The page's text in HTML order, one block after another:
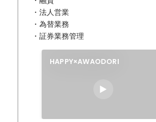
と地方の未来の働き方」について
話をしてもらった。
・法人営業
・為替業務
・証券業務管理
HAPPY×AWAODORI